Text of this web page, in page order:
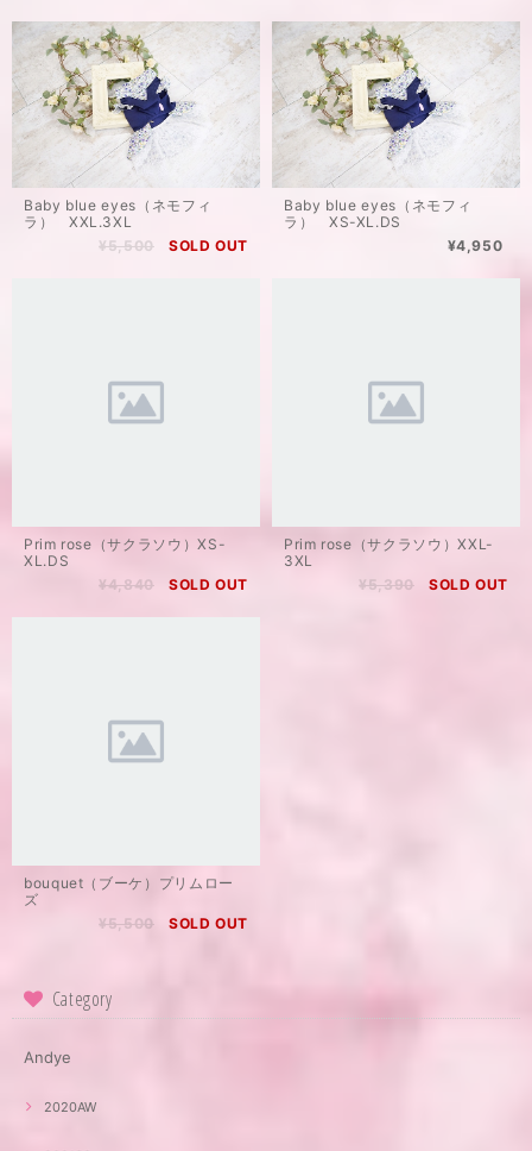
Baby blue eyes（ネモフィ
ラ） XXL.3XL
¥5,500
SOLD OUT
Baby blue eyes（ネモフィ
ラ） XS-XL.DS
¥4,950
Prim rose（サクラソウ）XS-
XL.DS
¥4,840
SOLD OUT
Prim rose（サクラソウ）XXL-
3XL
¥5,390
SOLD OUT
bouquet（ブーケ）プリムロー
ズ
¥5,500
SOLD OUT
Category
Andye
2020AW